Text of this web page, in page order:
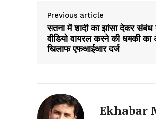
Previous article
सतना में शादी का झांसा देकर
वीडियो वायरल करने की धमकी
खिलाफ एफआईआर दर्ज
Ekhabar